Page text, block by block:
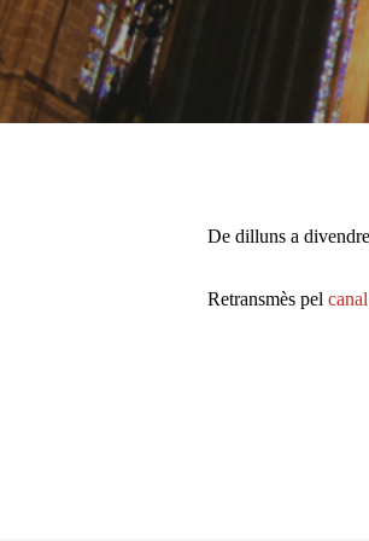
Pulsa enter per cercar o ESC per
De dilluns a
Retransmès pel